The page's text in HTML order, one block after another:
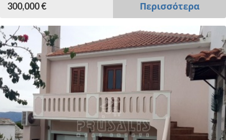
300,000 € Περισσότερα